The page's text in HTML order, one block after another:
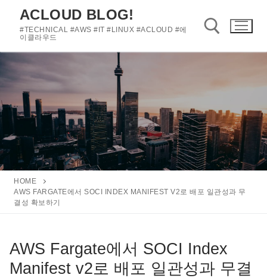
로
로
기
ACLOUD BLOG!
#TECHNICAL #AWS #IT #LINUX #ACLOUD #에
이클라우드
HOME
AWS FARGATE에서 SOCI INDEX MANIFEST V2로 배포 일관성과 무
결성 확보하기
AWS Fargate에서 SOCI Index
Manifest v2로 배포 일관성과 무결